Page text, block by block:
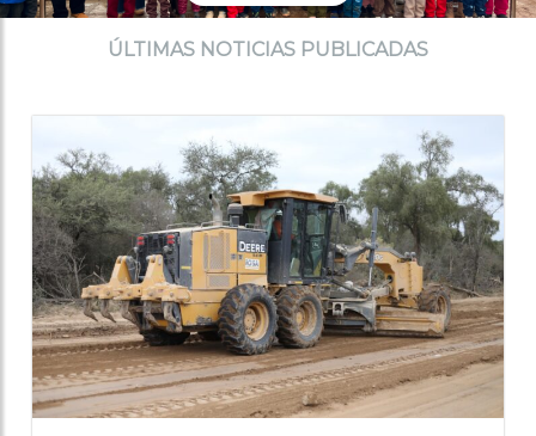
ÚLTIMAS NOTICIAS PUBLICADAS